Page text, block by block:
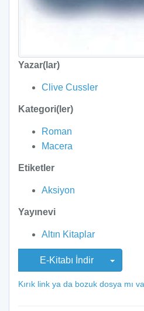
Yazar(lar)
Clive Cussler
Kategori(ler)
Roman
Macera
Etiketler
Aksiyon
Yayınevi
Altın Kitaplar
E-Kitabı İndir
Kırık link ya da bozuk dosya mı